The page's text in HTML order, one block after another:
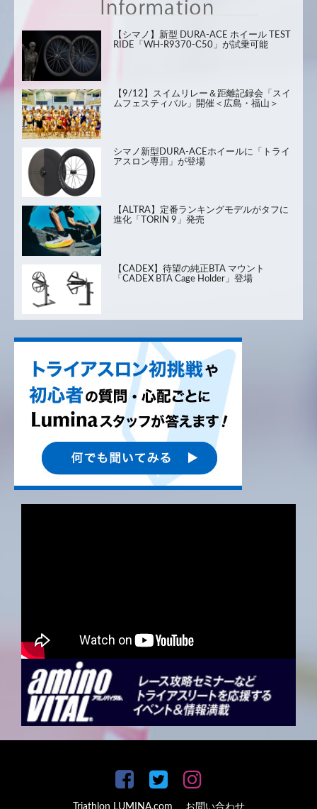
【シマノ】新型 DURA-ACE ホイール TEST
RIDE「WH-R9370-C50」が試乗可能
【9/12】スイムリレー＆距離記録会「スイ
ムフェスティバル」開催＜広島・福山＞
シマノ新型DURA-ACEホイールに「トライ
アスロン専用」が登場
【ALTRA】定番ランキングモデルがタフに
進化「TORIN 9」発売
【CADEX】待望の純正BTA マウント
「CADEX BTA Cage Holder」登場
Triathlon LUMINA.com お問い合わせ